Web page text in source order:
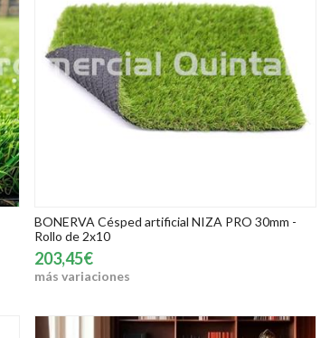
BONERVA Césped artificial NIZA PRO 30mm -
Rollo de 2x10
203,45€
más variaciones